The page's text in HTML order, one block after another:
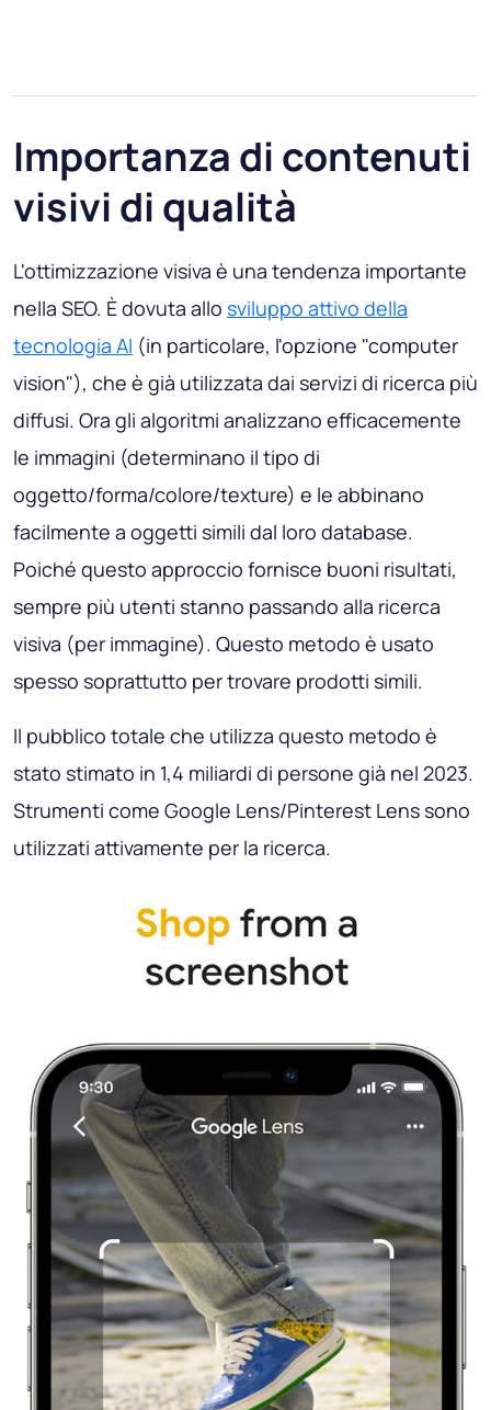
Importanza di contenuti
visivi di qualità
L'ottimizzazione visiva è una tendenza importante
nella SEO. È dovuta allo sviluppo attivo della
tecnologia AI (in particolare, l'opzione "computer
vision"), che è già utilizzata dai servizi di ricerca più
diffusi. Ora gli algoritmi analizzano efficacemente
le immagini (determinano il tipo di
oggetto/forma/colore/texture) e le abbinano
facilmente a oggetti simili dal loro database.
Poiché questo approccio fornisce buoni risultati,
sempre più utenti stanno passando alla ricerca
visiva (per immagine). Questo metodo è usato
spesso soprattutto per trovare prodotti simili.
Il pubblico totale che utilizza questo metodo è
stato stimato in 1,4 miliardi di persone già nel 2023.
Strumenti come Google Lens/Pinterest Lens sono
utilizzati attivamente per la ricerca.